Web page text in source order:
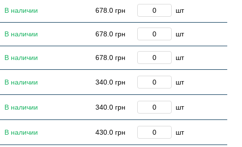
В наличии 678.0 грн шт
В наличии 678.0 грн шт
В наличии 678.0 грн шт
В наличии 340.0 грн шт
В наличии 340.0 грн шт
В наличии 430.0 грн шт